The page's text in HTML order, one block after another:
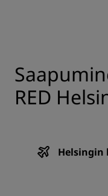
RED
Helsingin